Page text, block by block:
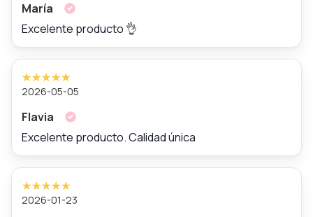
María
Excelente producto 👌
2026-05-05
Flavia
Excelente producto. Calidad única
2026-01-23